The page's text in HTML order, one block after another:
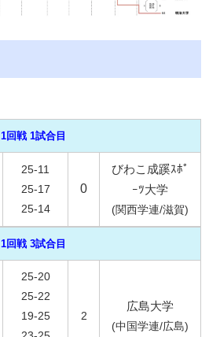
1回戦 1試合目
25-11
25-17
25-14
0
びわこ成蹊ｽﾎﾟ
ｰﾂ大学
(関西学連/滋賀)
1回戦 3試合目
25-20
25-22
19-25
2
広島大学
(中国学連/広島)